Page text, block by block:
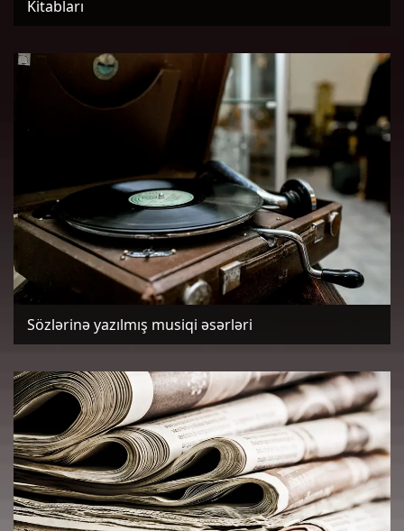
Kitabları
Sözlərinə yazılmış musiqi əsərləri